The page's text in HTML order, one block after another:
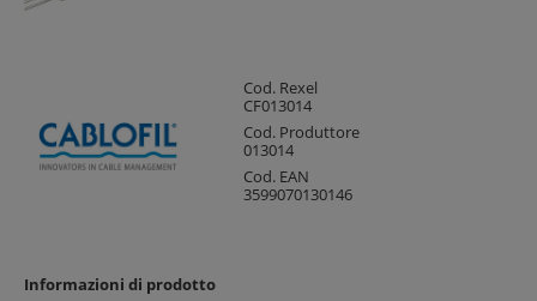
Cod. Rexel
CF013014
Cod. Produttore
013014
Cod. EAN
3599070130146
Informazioni di prodotto